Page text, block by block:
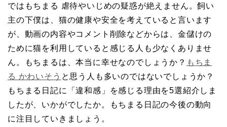
ではもちまる 虐待やいじめの疑惑が絶えません。飼い
主の下僕は、猫の健康や安全を考えていると言います
が、動画の内容やコメント削除などからは、金儲けの
ために猫を利用していると感じる人も少なくありませ
ん。もちまるは、本当に幸せなのでしょうか？ もちま
る かわいそう と思う人も多いのではないでしょうか？
もちまる日記に「違和感」を感じる理由を5選紹介しま
したが、いかがでしたか。もちまる日記の今後の動向
に注目していきましょう。